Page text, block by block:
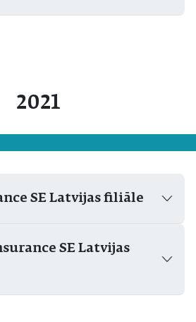
2021
SE Latvijas filiāle
SE Latvijas